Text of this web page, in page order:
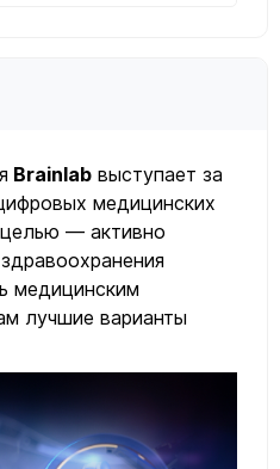
Brainlab выступает за
медицинских
целью — активно
медицинским
лучшие варианты